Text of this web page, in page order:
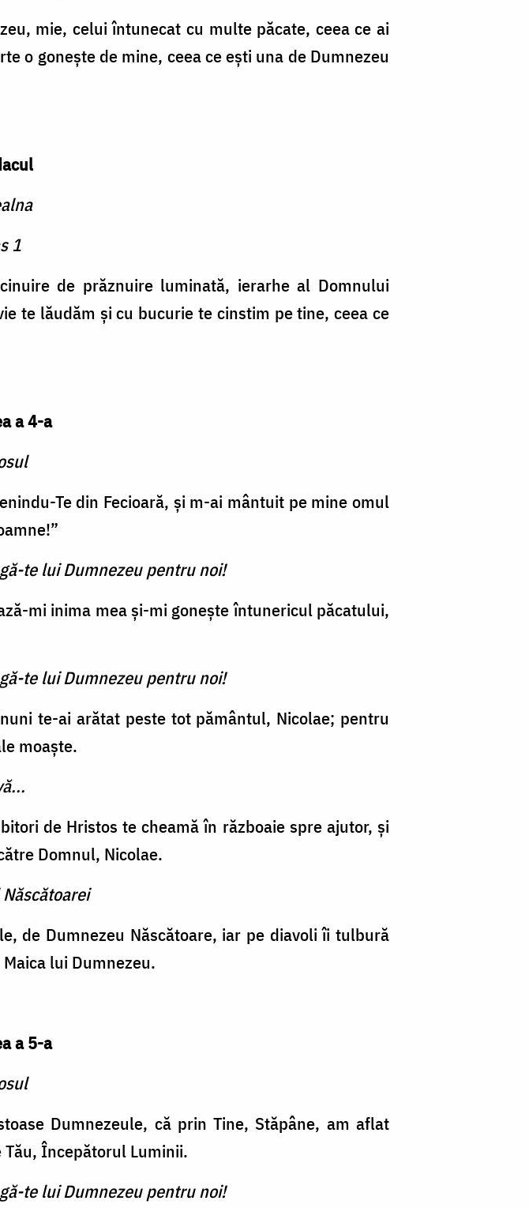
mie, celui întunecat cu multe păcate, ceea ce ai
o gonește de mine, ceea ce ești una de Dumnezeu
1
de prăznuire luminată, ierarhe al Domnului
te lăudăm și cu bucurie te cinstim pe tine, ceea ce
a 4-a
Te din Fecioară, și m-ai mântuit pe mine omul
te lui Dumnezeu pentru noi!
mi inima mea și-mi gonește întunericul păcatului,
te lui Dumnezeu pentru noi!
te-ai arătat peste tot pământul, Nicolae; pentru
moaște.
de Hristos te cheamă în războaie spre ajutor, și
Domnul, Nicolae.
de Dumnezeu Născătoare, iar pe diavoli îi tulbură
lui Dumnezeu.
a 5-a
Dumnezeule, că prin Tine, Stăpâne, am aflat
Începătorul Luminii.
te lui Dumnezeu pentru noi!